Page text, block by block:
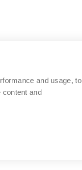
and usage, to
content and